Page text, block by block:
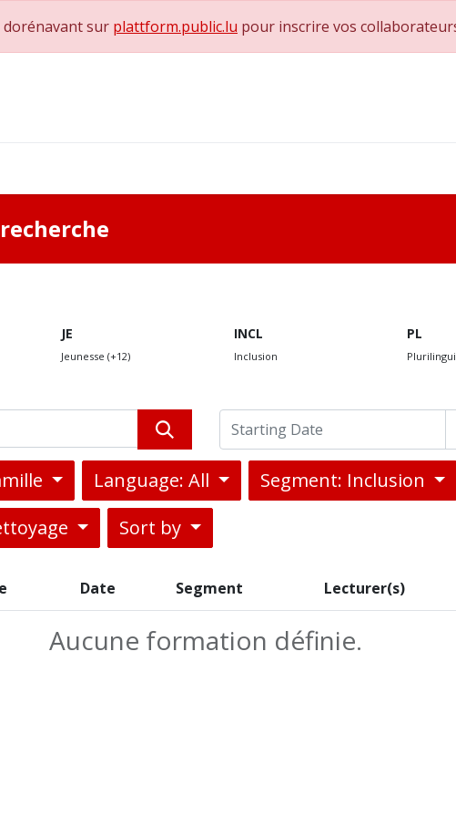
sur plattform.public.lu pour inscrire vos
JE
Jeunesse (+12)
INCL
Inclusion
PL
Language: All
Segment: Inclusion
Sort by
Date Segment Lecturer(s)
Aucune formation définie.